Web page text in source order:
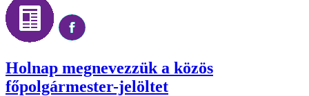
Holnap megnevezzük a közös
főpolgármester-jelöltet